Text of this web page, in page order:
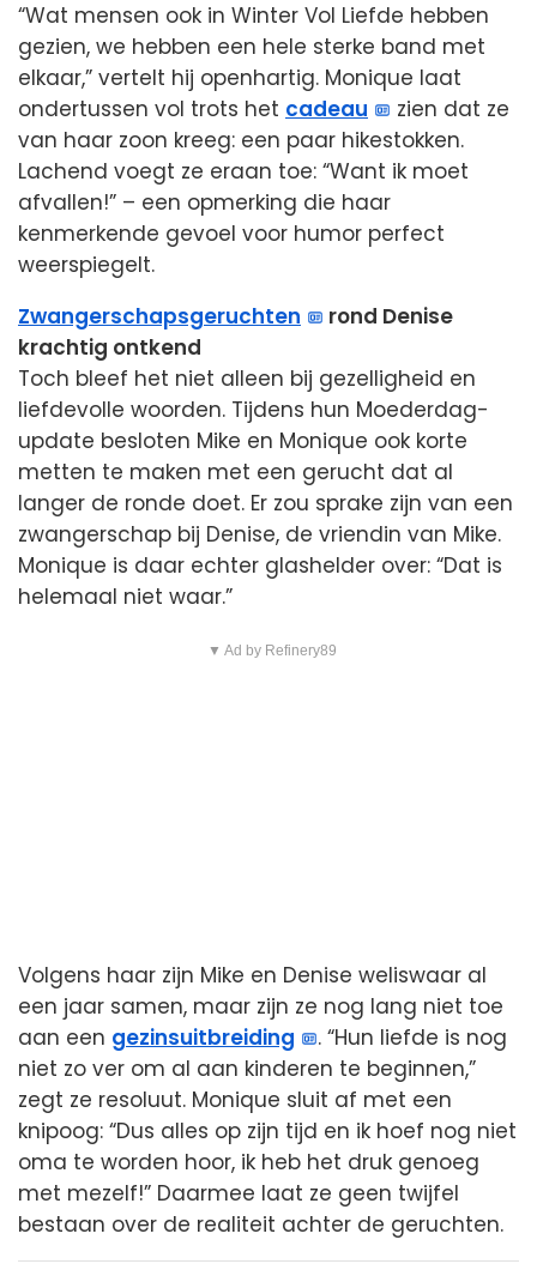
“Wat mensen ook in Winter Vol Liefde hebben
gezien, we hebben een hele sterke band met
elkaar,” vertelt hij openhartig. Monique laat
ondertussen vol trots het cadeau
zien dat ze
van haar zoon kreeg: een paar hikestokken.
Lachend voegt ze eraan toe: “Want ik moet
afvallen!” – een opmerking die haar
kenmerkende gevoel voor humor perfect
weerspiegelt.
Zwangerschapsgeruchten
rond Denise
krachtig ontkend
Toch bleef het niet alleen bij gezelligheid en
liefdevolle woorden. Tijdens hun Moederdag-
update besloten Mike en Monique ook korte
metten te maken met een gerucht dat al
langer de ronde doet. Er zou sprake zijn van een
zwangerschap bij Denise, de vriendin van Mike.
Monique is daar echter glashelder over: “Dat is
helemaal niet waar.”
▼ Ad by Refinery89
Volgens haar zijn Mike en Denise weliswaar al
een jaar samen, maar zijn ze nog lang niet toe
aan een gezinsuitbreiding
. “Hun liefde is nog
niet zo ver om al aan kinderen te beginnen,”
zegt ze resoluut. Monique sluit af met een
knipoog: “Dus alles op zijn tijd en ik hoef nog niet
oma te worden hoor, ik heb het druk genoeg
met mezelf!” Daarmee laat ze geen twijfel
bestaan over de realiteit achter de geruchten.